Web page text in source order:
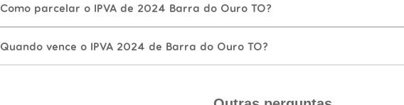
Como parcelar o IPVA de 2024 Barra do Ouro TO?
Quando vence o IPVA 2024 de Barra do Ouro TO?